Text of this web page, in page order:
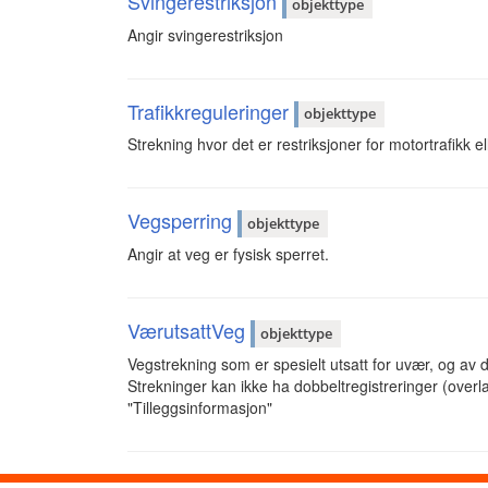
Angir svingerestriksjon
Trafikkreguleringer objekttype
Strekning hvor det er restriksjoner for motortrafikk
Vegsperring objekttype
Angir at veg er fysisk sperret.
VærutsattVeg objekttype
Vegstrekning som er spesielt utsatt for uvær, og av
Strekninger kan ikke ha dobbeltregistreringer
"Tilleggsinformasjon"